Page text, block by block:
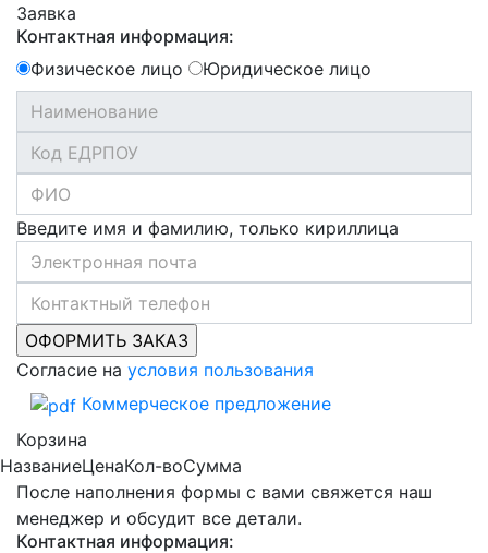
Заявка
Контактная информация:
Физическое лицо
Юридическое лицо
Введите имя и фамилию, только кириллица
Согласие на условия пользования
Коммерческое предложение
Корзина
НазваниеЦенаКол-воСумма
После наполнения формы с вами свяжется наш
менеджер и обсудит все детали.
Контактная информация: